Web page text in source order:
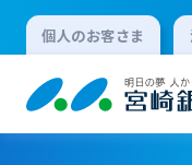
個人のお客さま